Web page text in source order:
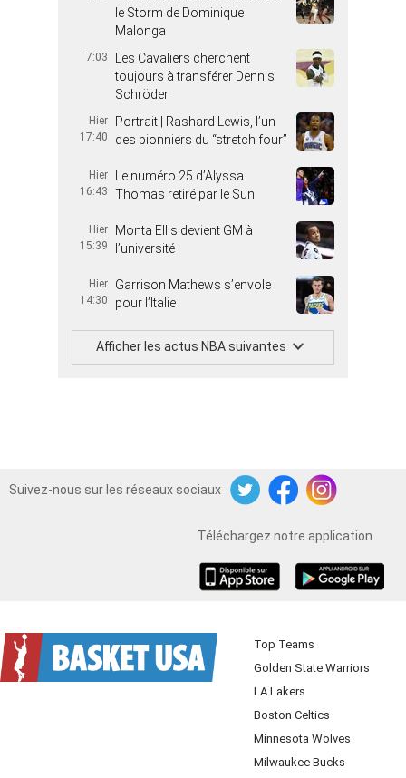
le Storm de Dominique
Malonga
7:03
Les Cavaliers cherchent
toujours à transférer Dennis
Schröder
Hier
17:40
Portrait | Rashard Lewis, l’un
des pionniers du “stretch four”
Hier
16:43
Le numéro 25 d’Alyssa
Thomas retiré par le Sun
Hier
15:39
Monta Ellis devient GM à
l’université
Hier
14:30
Garrison Mathews s’envole
pour l’Italie
Afficher les actus NBA suivantes
Suivez-nous sur les réseaux sociaux
TwitterFacebookInstagram
Téléchargez notre application
Top Teams
Golden State Warriors
LA Lakers
Boston Celtics
Minnesota Wolves
Milwaukee Bucks